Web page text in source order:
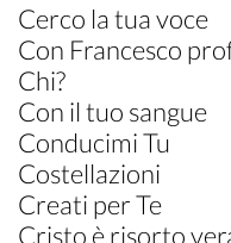
Cerco la tua voce
Con Francesco
Chi?
Con il tuo sangue
Conducimi Tu
Costellazioni
Creati per Te
Cristo è risorto